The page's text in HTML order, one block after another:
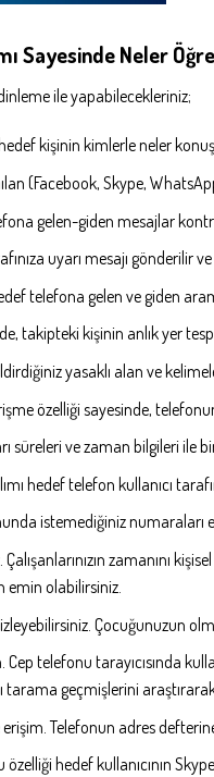
Sayesinde Neler
ile yapabilecekleriniz;
kişinin kimlerle neler
(Facebook, Skype,
gelen-giden mesajlar
uyarı mesajı gönderilir
telefona gelen ve giden
takipteki kişinin anlık yer
yasaklı alan ve
özelliği sayesinde,
süreleri ve zaman bilgileri ile
hedef telefon kullanıcı
istemediğiniz numaraları
zamanını
emin olabilirsiniz.
Çocuğunuzun
Cep telefonu tarayıcısında
tarama geçmişlerini
Telefonun adres
özelliği hedef kullanıcının